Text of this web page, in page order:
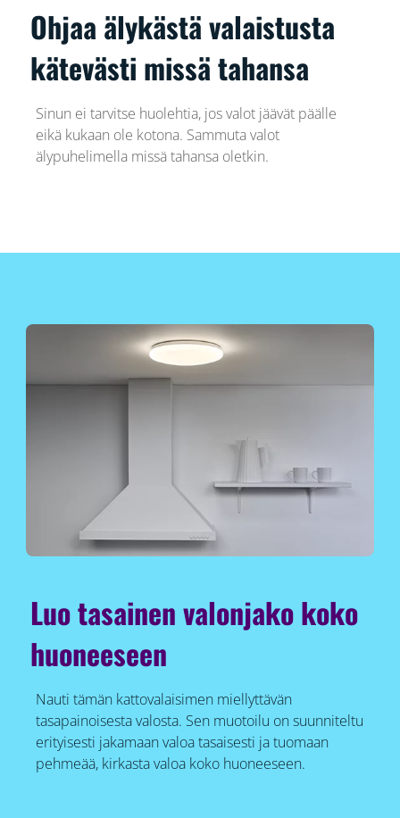
Ohjaa älykästä valaistusta
kätevästi missä tahansa
Sinun ei tarvitse huolehtia, jos valot jäävät päälle
eikä kukaan ole kotona. Sammuta valot
älypuhelimella missä tahansa oletkin.
Luo tasainen valonjako koko
huoneeseen
Nauti tämän kattovalaisimen miellyttävän
tasapainoisesta valosta. Sen muotoilu on suunniteltu
erityisesti jakamaan valoa tasaisesti ja tuomaan
pehmeää, kirkasta valoa koko huoneeseen.